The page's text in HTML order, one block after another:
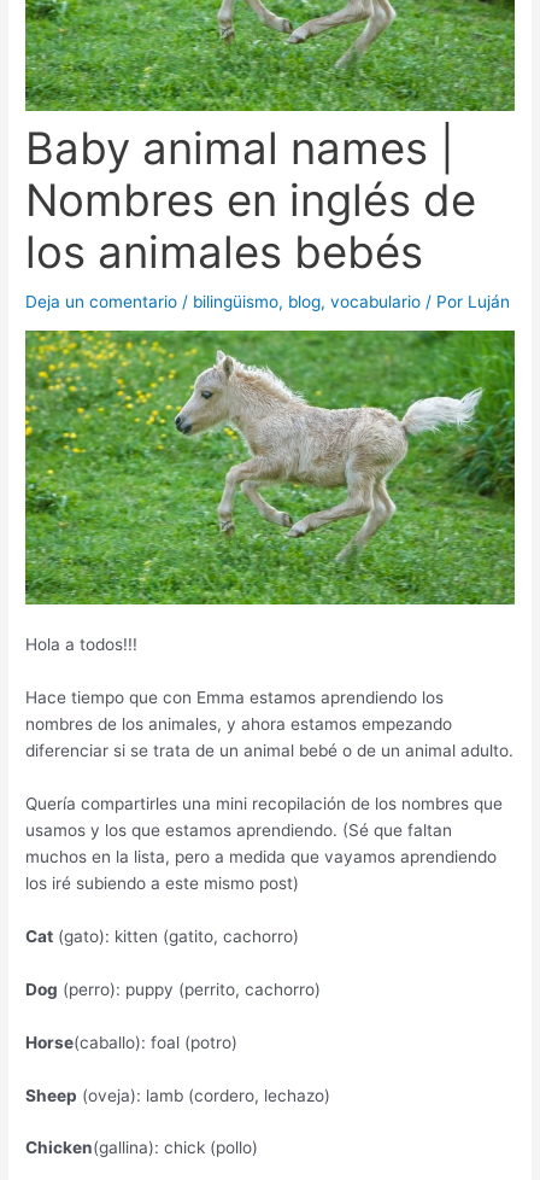
Baby animal names |
Nombres en inglés de
los animales bebés
Deja un comentario / bilingüismo, blog,vocabulario / Por Luján
Hola a todos!!!
Hace tiempo que con Emma estamos aprendiendo los
nombres de los animales, y ahora estamos empezando
diferenciar si se trata de un animal bebé o de un animal adulto.
Quería compartirles una mini recopilación de los nombres que
usamos y los que estamos aprendiendo. (Sé que faltan
muchos en la lista, pero a medida que vayamos aprendiendo
los iré subiendo a este mismo post)
Cat (gato): kitten (gatito, cachorro)
Dog (perro): puppy (perrito, cachorro)
Horse(caballo): foal (potro)
Sheep (oveja): lamb (cordero, lechazo)
Chicken(gallina): chick (pollo)